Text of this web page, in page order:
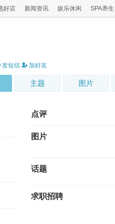
好店 新闻资讯 娱乐休闲 SPA养生
发短信 加好友
主题 图片
点评
图片
话题
求职招聘